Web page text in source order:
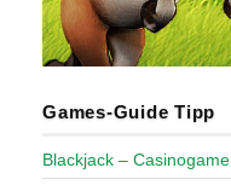
Games-Guide Tipp
Blackjack – Casinogame